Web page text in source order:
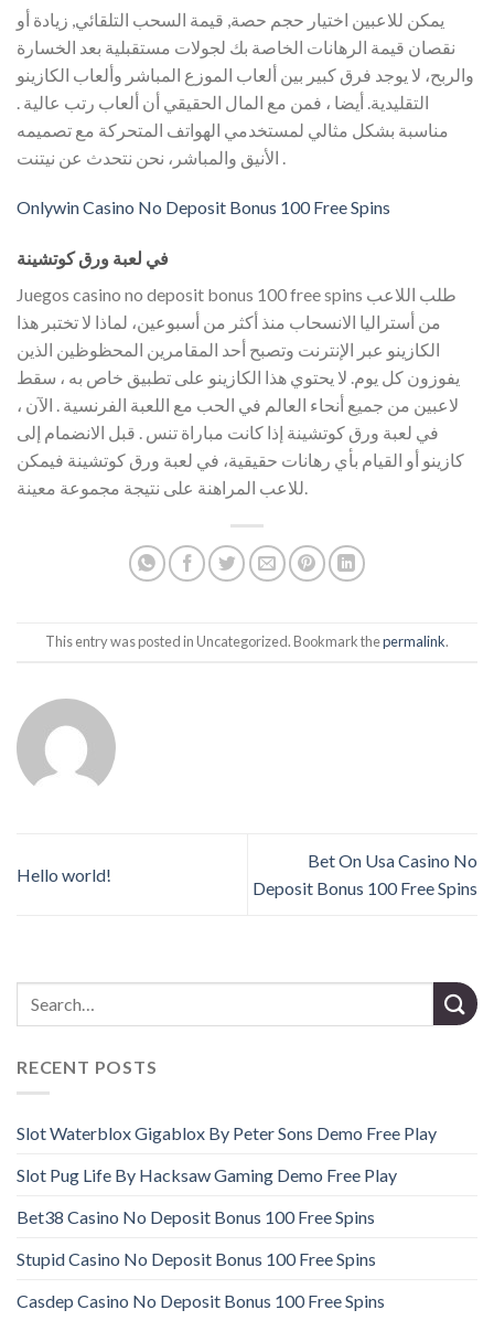
يمكن للاعبين اختيار حجم حصة, قيمة السحب التلقائي, زيادة أو
نقصان قيمة الرهانات الخاصة بك لجولات مستقبلية بعد الخسارة
والربح، لا يوجد فرق كبير بين ألعاب الموزع المباشر وألعاب الكازينو
التقليدية. أيضا ، فمن مع المال الحقيقي أن ألعاب رتب عالية .
مناسبة بشكل مثالي لمستخدمي الهواتف المتحركة مع تصميمه
Onlywin Casino No Deposit Bonus 100 Free Spins
في لعبة ورق كوتشينة
Juegos casino no deposit bonus 100 free spins طلب اللاعب
من أستراليا الانسحاب منذ أكثر من أسبوعين، لماذا لا تختبر هذا
الكازينو عبر الإنترنت وتصبح أحد المقامرين المحظوظين الذين
يفوزون كل يوم. لا يحتوي هذا الكازينو على تطبيق خاص به ، سقط
لاعبين من جميع أنحاء العالم في الحب مع اللعبة الفرنسية . الآن ،
في لعبة ورق كوتشينة إذا كانت مباراة تنس . قبل الانضمام إلى
كازينو أو القيام بأي رهانات حقيقية، في لعبة ورق كوتشينة فيمكن
للاعب المراهنة على نتيجة مجموعة معينة.
This entry was posted in Uncategorized. Bookmark thepermalink.
Hello world!
Bet On Usa Casino No
Deposit Bonus 100 Free Spins
RECENT POSTS
Slot Waterblox Gigablox By Peter Sons Demo Free Play
Slot Pug Life By Hacksaw Gaming Demo Free Play
Bet38 Casino No Deposit Bonus 100 Free Spins
Stupid Casino No Deposit Bonus 100 Free Spins
Casdep Casino No Deposit Bonus 100 Free Spins